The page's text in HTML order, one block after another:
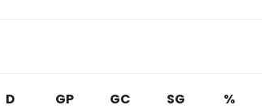
D GP GC SG %